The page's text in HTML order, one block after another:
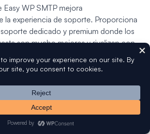
Easy WP SMTP mejora
la experiencia de soporte. Proporciona
dedicado y premium donde los
son mucho mejores y rivalizan con
en la posición de cada plugin dentro
WordPress al comparar WP Mail
SMTP.